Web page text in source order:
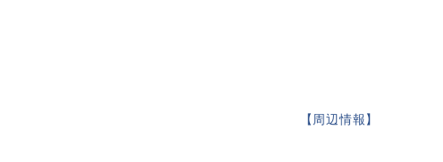
【 周辺情報】